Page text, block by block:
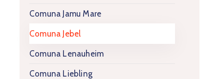
Comuna Jamu Mare
Comuna Jebel
Comuna Lenauheim
Comuna Liebling